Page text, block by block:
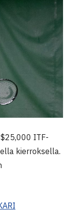
ITF-
kierroksella.